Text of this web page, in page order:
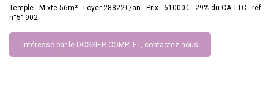
Temple - Mixte 56m² - Loyer 28822€/an - Prix : 61000€ - 29% du CA TTC - réf
n°51902.
Intéressé par le DOSSIER COMPLET, contactez-nous